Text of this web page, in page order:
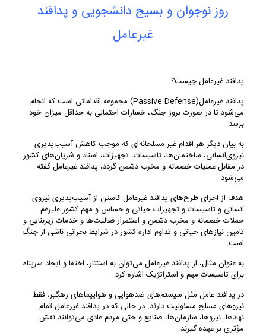
روز نوجوان و بسیج دانشجویی و پدافند
غیرعامل
پدافند غیرعامل چیست؟
پدافند غیرعامل(Passive Defense) مجموعه اقداماتی است که انجام
می‌شود تا در صورت بروز جنگ، خسارات احتمالی به حداقل میزان خود
برسد.
به بیان دیگر هر اقدام غیر مسلحانه‌ای که موجب کاهش آسیب‌پذیری
نیروی‌انسانی، ساختمان‌‌ها، تاسیسات، تجهیزات، اسناد و شریان‌های کشور
در مقابل عملیات خصمانه و مخرب دشمن گردد، پدافند غیرعامل گفته
می‌شود.
هدف از اجرای طرح‌های پدافند غیرعامل کاستن از آسیب‌پذیری نیروی
انسانی و تاسیسات و تجهیزات حیاتی و حساس و مهم کشور علیرغم
حملات خصمانه و مخرب دشمن و استمرار فعالیت‌ها و خدمات زیربنایی و
تامین نیازهای حیاتی و تداوم اداره کشور در شرایط بحرانی ناشی از جنگ
است.
به عنوان مثال، از پدافند غیرعامل می‌توان به استتار، اختفا و ایجاد سرپناه
برای تاسیسات مهم و استراتژیک اشاره کرد.
در پدافند عامل مثل سیستم‌های ضدهوایی و هواپیماهای رهگیر، فقط
نیروهای مسلح مسئولیت دارند. در حالی که در پدافند غیرعامل تمام
نهادها، نیروها، سازمان‌ها، صنایع و حتی مردم عادی می‌توانند نقش
مؤثری بر عهده گیرند.